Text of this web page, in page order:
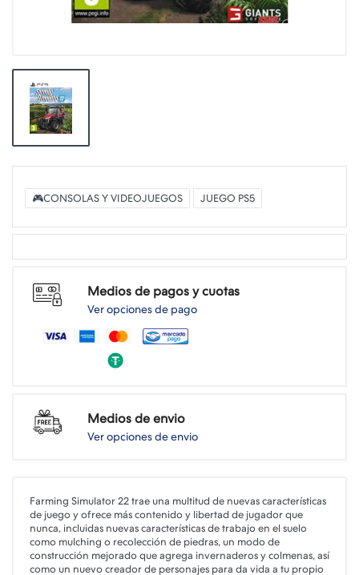
🎮CONSOLAS Y VIDEOJUEGOS JUEGO PS5
Medios de pagos y cuotas
Ver opciones de pago
Medios de envio
Ver opciones de envio
Farming Simulator 22 trae una multitud de nuevas características
de juego y ofrece más contenido y libertad de jugador que
nunca, incluidas nuevas características de trabajo en el suelo
como mulching o recolección de piedras, un modo de
construcción mejorado que agrega invernaderos y colmenas, así
como un nuevo creador de personajes para da vida a tu propio